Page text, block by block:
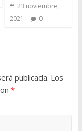
23 noviembre,
2021
0
publicada. Los
*